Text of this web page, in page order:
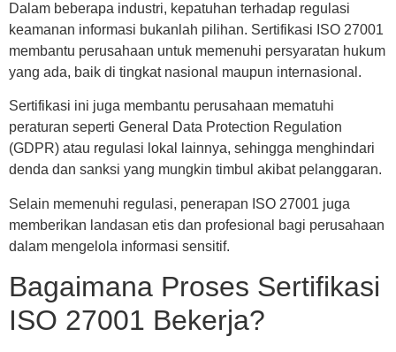
Dalam beberapa industri, kepatuhan terhadap regulasi
keamanan informasi bukanlah pilihan. Sertifikasi ISO 27001
membantu perusahaan untuk memenuhi persyaratan hukum
yang ada, baik di tingkat nasional maupun internasional.
Sertifikasi ini juga membantu perusahaan mematuhi
peraturan seperti General Data Protection Regulation
(GDPR) atau regulasi lokal lainnya, sehingga menghindari
denda dan sanksi yang mungkin timbul akibat pelanggaran.
Selain memenuhi regulasi, penerapan ISO 27001 juga
memberikan landasan etis dan profesional bagi perusahaan
dalam mengelola informasi sensitif.
Bagaimana Proses Sertifikasi
ISO 27001 Bekerja?